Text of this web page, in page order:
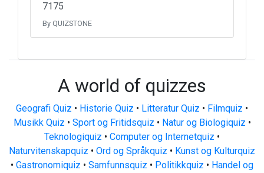
7175
By QUIZSTONE
A world of quizzes
Geografi Quiz • Historie Quiz • Litteratur Quiz • Filmquiz •
Musikk Quiz • Sport og Fritidsquiz • Natur og Biologiquiz •
Teknologiquiz • Computer og Internetquiz •
Naturvitenskapquiz • Ord og Språkquiz • Kunst og Kulturquiz
• Gastronomiquiz • Samfunnsquiz • Politikkquiz • Handel og